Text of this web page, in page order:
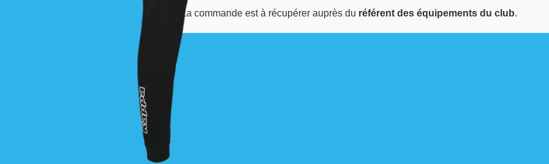
La commande est à récupérer auprès du référent des équipements du club.